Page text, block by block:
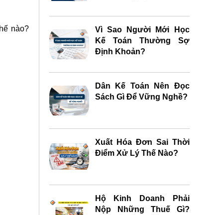
nào?
Vì Sao Người Mới Học
Kế Toán Thường Sợ
Định Khoản?
Dân Kế Toán Nên Đọc
Sách Gì Để Vững Nghề?
Xuất Hóa Đơn Sai Thời
Điểm Xử Lý Thế Nào?
Hộ Kinh Doanh Phải
Nộp Những Thuế Gì?